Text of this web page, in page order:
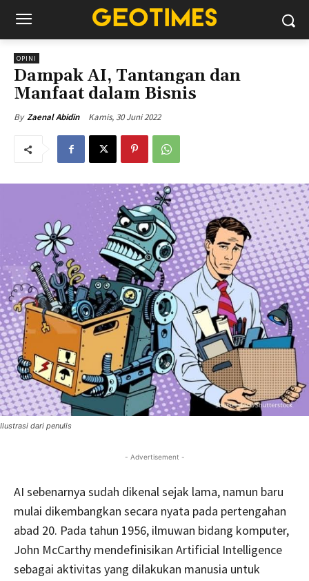
OPINI
Dampak AI, Tantangan dan
Manfaat dalam Bisnis
By Zaenal Abidin Kamis, 30 Juni 2022
Ilustrasi dari penulis
- Advertisement -
AI sebenarnya sudah dikenal sejak lama, namun baru
mulai dikembangkan secara nyata pada pertengahan
abad 20. Pada tahun 1956, ilmuwan bidang komputer,
John McCarthy mendefinisikan Artificial Intelligence
sebagai aktivitas yang dilakukan manusia untuk